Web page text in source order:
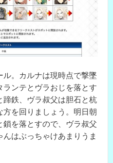
。カルナは現時点で撃墜
ランテとヴラおじを落とす
鉄、ヴラ叔父は胆石と杭
方を回りましょう。明日朝
を落とすので、ヴラ叔父
はぶっちゃけあまりうま